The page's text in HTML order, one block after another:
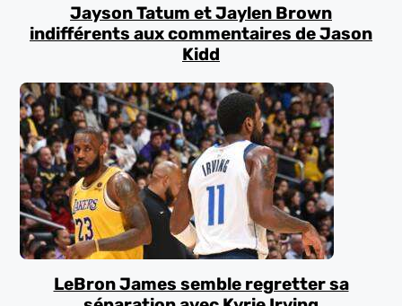
Jayson Tatum et Jaylen Brown
indifférents aux commentaires de Jason
Kidd
LeBron James semble regretter sa